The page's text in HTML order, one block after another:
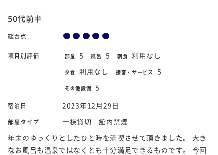
50代前半
総合点
項目別評価 部屋 5 風呂 5 朝食 利用なし
夕食 利用なし 接客・サービス 5
その他設備 5
宿泊日 2023年12月29日
部屋タイプ
一棟貸切 館内禁煙
年末のゆっくりとしたひと時を満喫させて頂きました。 大き
なお風呂も温泉ではなくとも十分満足できるものです。 今回